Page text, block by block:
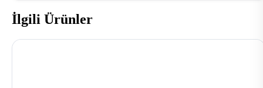
İlgili Ürünler